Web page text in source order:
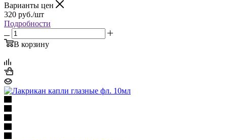
Варианты цен
320 руб./шт
Подробности
В корзину